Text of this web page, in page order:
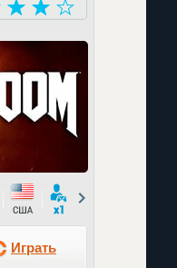
Играть